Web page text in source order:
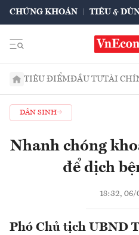
CHỨNG KHOÁN TIÊU &
TIÊU ĐIỂMĐẦU TƯTÀI
DÂN SINH
Nhanh chóng
để dịch
18:32, 06/
Phó Chủ tịch UBND